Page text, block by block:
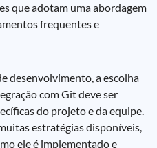
que adotam uma abordagem
frequentes e
desenvolvimento, a escolha
com Git deve ser
do projeto e da equipe.
estratégias disponíveis,
ele é implementado e